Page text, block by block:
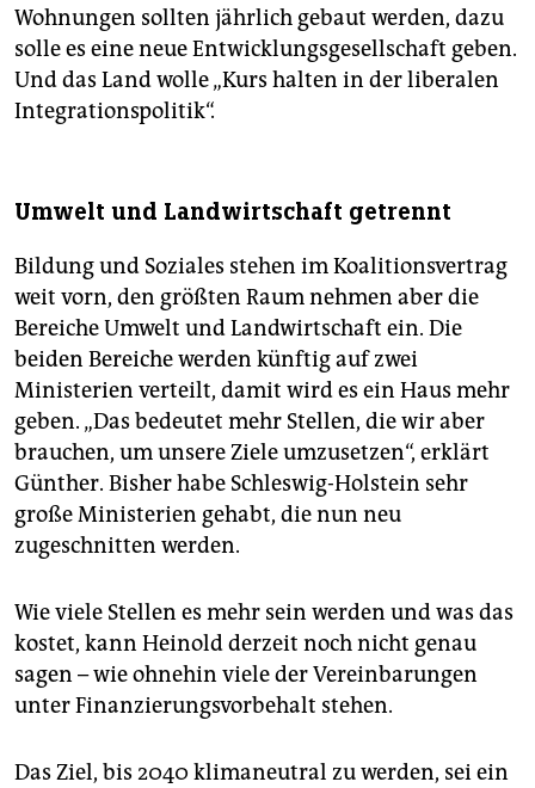
Wohnungen sollten jährlich gebaut werden, dazu
solle es eine neue Entwicklungsgesellschaft geben.
Und das Land wolle „Kurs halten in der liberalen
Integrationspolitik“.
Umwelt und Landwirtschaft getrennt
Bildung und Soziales stehen im Koalitionsvertrag
weit vorn, den größten Raum nehmen aber die
Bereiche Umwelt und Landwirtschaft ein. Die
beiden Bereiche werden künftig auf zwei
Ministerien verteilt, damit wird es ein Haus mehr
geben. „Das bedeutet mehr Stellen, die wir aber
brauchen, um unsere Ziele umzusetzen“, erklärt
Günther. Bisher habe Schleswig-Holstein sehr
große Ministerien gehabt, die nun neu
zugeschnitten werden.
Wie viele Stellen es mehr sein werden und was das
kostet, kann Heinold derzeit noch nicht genau
sagen – wie ohnehin viele der Vereinbarungen
unter Finanzierungsvorbehalt stehen.
Das Ziel, bis 2040 klimaneutral zu werden, sei ein